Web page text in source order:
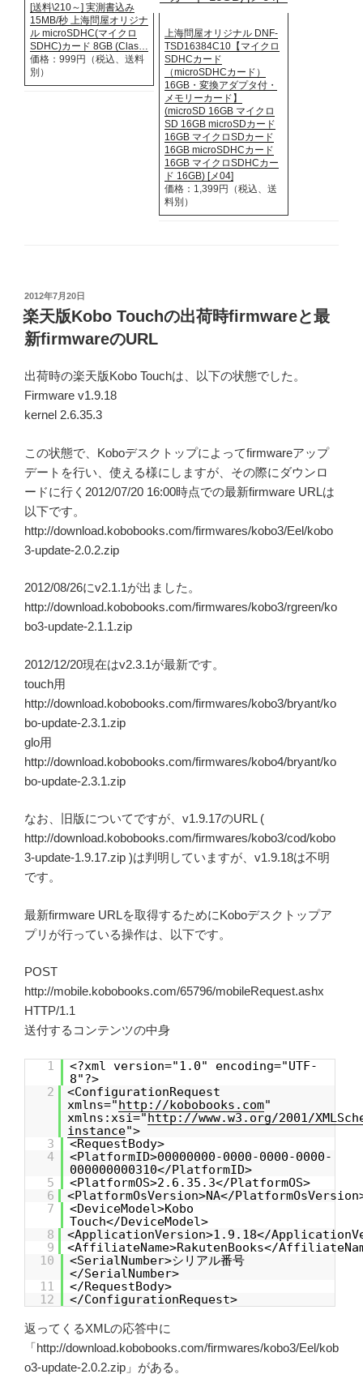
[送料\210～] 実測書込み
15MB/秒 上海問屋オリジナ
ル microSDHC(マイクロ
SDHC)カード 8GB (Clas…
価格：999円（税込、送料
別）
上海問屋オリジナル DNF-
TSD16384C10【マイクロ
SDHCカード
（microSDHCカード）
16GB・変換アダプタ付・
メモリーカード】
(microSD 16GB マイクロ
SD 16GB microSDカード
16GB マイクロSDカード
16GB microSDHCカード
16GB マイクロSDHCカー
ド 16GB) [メ04]
価格：1,399円（税込、送
料別）
投
稿
日:
2012年7月20日
楽天版Kobo Touchの出荷時firmwareと最
新firmwareのURL
出荷時の楽天版Kobo Touchは、以下の状態でした。
Firmware v1.9.18
kernel 2.6.35.3
この状態で、Koboデスクトップによってfirmwareアップ
デートを行い、使える様にしますが、その際にダウンロ
ードに行く2012/07/20 16:00時点での最新firmware URLは
以下です。
http://download.kobobooks.com/firmwares/kobo3/Eel/kobo
3-update-2.0.2.zip
2012/08/26にv2.1.1が出ました。
http://download.kobobooks.com/firmwares/kobo3/rgreen/ko
bo3-update-2.1.1.zip
2012/12/20現在はv2.3.1が最新です。
touch用
http://download.kobobooks.com/firmwares/kobo3/bryant/ko
bo-update-2.3.1.zip
glo用
http://download.kobobooks.com/firmwares/kobo4/bryant/ko
bo-update-2.3.1.zip
なお、旧版についてですが、v1.9.17のURL (
http://download.kobobooks.com/firmwares/kobo3/cod/kobo
3-update-1.9.17.zip )は判明していますが、v1.9.18は不明
です。
最新firmware URLを取得するためにKoboデスクトップア
プリが行っている操作は、以下です。
POST
http://mobile.kobobooks.com/65796/mobileRequest.ashx
HTTP/1.1
送付するコンテンツの中身
1
<?xml version="1.0" encoding="UTF-
8"?>
2
<ConfigurationRequest
xmlns="http://kobobooks.com"
xmlns:xsi="http://www.w3.org/2001/
instance">
3
<RequestBody>
4
<PlatformID>00000000-0000-0000-0000-
000000000310</PlatformID>
5
<PlatformOS>2.6.35.3</PlatformOS>
6
<PlatformOsVersion>NA</
7
<DeviceModel>Kobo
Touch</DeviceModel>
8
<ApplicationVersion>1.9.18</
9
<AffiliateName>RakutenBooks</
10
<SerialNumber>シリアル番号
</SerialNumber>
11
</RequestBody>
12
</ConfigurationRequest>
返ってくるXMLの応答中に
「http://download.kobobooks.com/firmwares/kobo3/Eel/kob
o3-update-2.0.2.zip 」がある。